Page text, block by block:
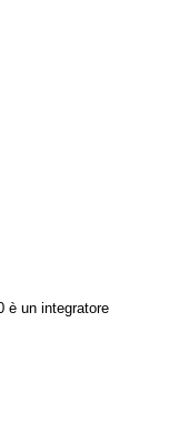
è un integratore